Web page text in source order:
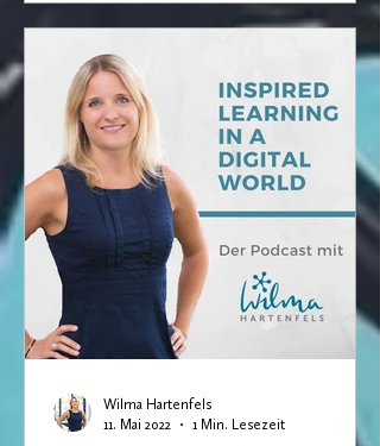
Wilma Hartenfels
11. Mai 2022
1 Min. Lesezeit